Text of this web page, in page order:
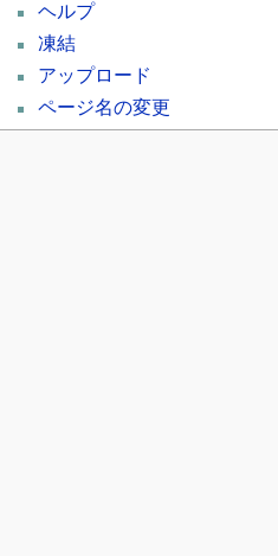
ヘルプ
凍結
アップロード
ページ名の変更